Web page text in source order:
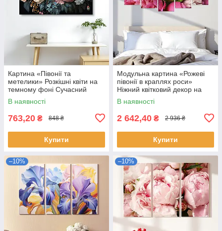
Картина «Півонії та
метелики» Розкішні квіти на
темному фоні Сучасний
настінний декор Друк на
полотні 60х46 см
В наявності
763,20 ₴ 848 ₴
Купити
Модульна картина «Рожеві
півонії в краплях роси»
Ніжний квітковий декор на
полотні для інтер’єру 125х70
із 5 частин
В наявності
2 642,40 ₴ 2 936 ₴
Купити
–10% –10%